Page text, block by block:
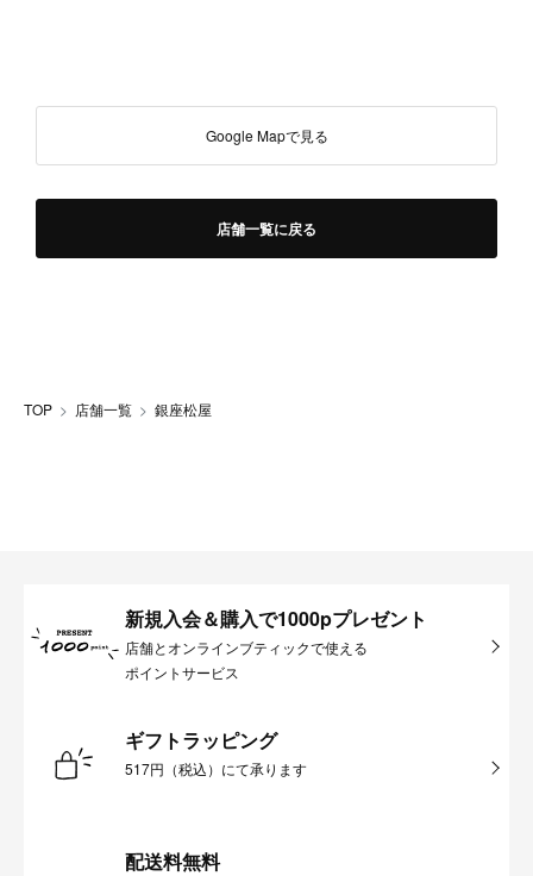
Google Mapで見る
店舗一覧に戻る
TOP 店舗一覧 銀座松屋
新規入会＆購入で1000pプレゼント
店舗とオンラインブティックで使える
ポイントサービス
ギフトラッピング
517円（税込）にて承ります
配送料無料